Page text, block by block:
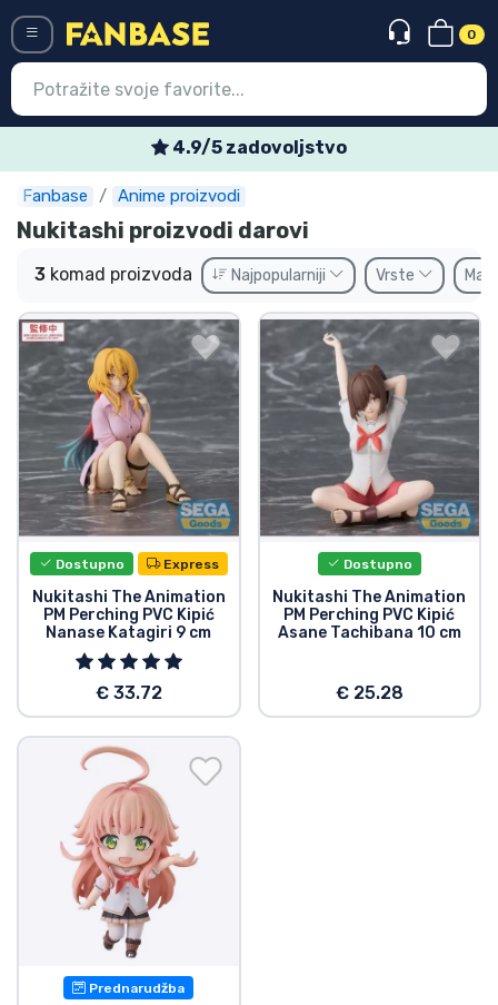
0
4.9/5 zadovoljstvo
Fanbase Anime proizvodi
Nukitashi proizvodi darovi
3 komad proizvoda Najpopularniji Vrste
Dostupno Express
Nukitashi The Animation
PM Perching PVC Kipić
Nanase Katagiri 9 cm
€ 33.72
Dostupno
Nukitashi The Animation
PM Perching PVC Kipić
Asane Tachibana 10 cm
€ 25.28
Prednarudžba
Ulazak
Najnovije proizvodi
Akcija
Ekspresna dostava
Prednarudžbe
Outlet proizvodi
Dostava i plaćanje
TV serija proizvodi
Film proizvodi
Crtani proizvodi
Anime proizvodi
Gamer proizvodi
Sportski proizvodi
Glazbeni proizvodi